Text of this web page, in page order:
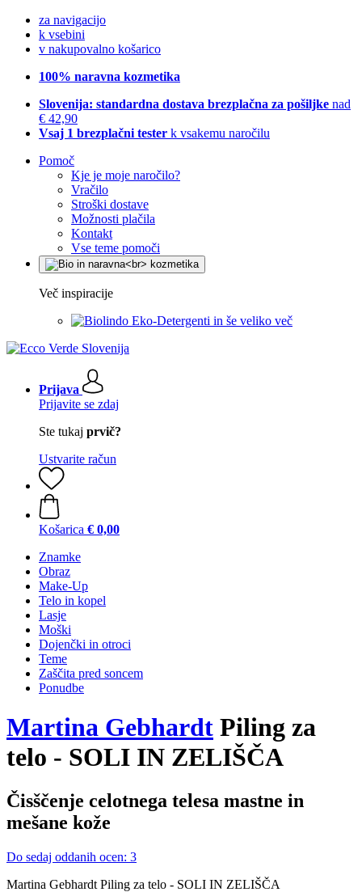
za navigacijo
k vsebini
v nakupovalno košarico
100% naravna kozmetika
Slovenija: standardna dostava brezplačna za pošiljke nad
€ 42,90
Vsaj 1 brezplačni tester k vsakemu naročilu
Pomoč
Kje je moje naročilo?
Vračilo
Stroški dostave
Možnosti plačila
Kontakt
Vse teme pomoči
Več inspiracije
Eko-Detergenti in še veliko več
Prijava
Prijavite se zdaj
Ste tukaj prvič?
Ustvarite račun
Košarica € 0,00
Znamke
Obraz
Make-Up
Telo in kopel
Lasje
Moški
Dojenčki in otroci
Teme
Zaščita pred soncem
Ponudbe
Martina Gebhardt Piling za
telo - SOLI IN ZELIŠČA
Čisščenje celotnega telesa mastne in
mešane kože
Do sedaj oddanih ocen: 3
Martina Gebhardt Piling za telo - SOLI IN ZELIŠČA